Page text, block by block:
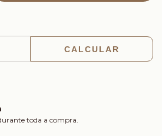
CALCULAR
toda a compra.